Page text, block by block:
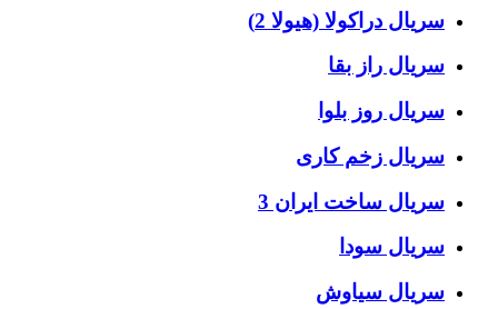
سریال دراکولا (هیولا 2)
سریال راز بقا
سریال روز بلوا
سریال زخم کاری
سریال ساخت ایران 3
سریال سودا
سریال سیاوش